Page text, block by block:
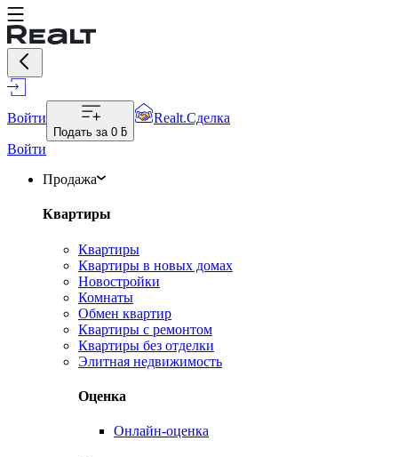
Войти
Подать за 0 ƃ
Realt.Сделка
Войти
Продажа
Квартиры
Квартиры
Квартиры в новых домах
Новостройки
Комнаты
Обмен квартир
Квартиры с ремонтом
Квартиры без отделки
Элитная недвижимость
Оценка
Онлайн-оценка